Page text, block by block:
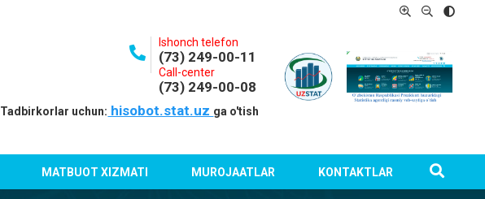
Ishonch telefon
(73) 249-00-11
Call-center
(73) 249-00-08
Tadbirkorlar uchun: hisobot.stat.uz ga o'tish
MATBUOT XIZMATI MUROJAATLAR KONTAKTLAR